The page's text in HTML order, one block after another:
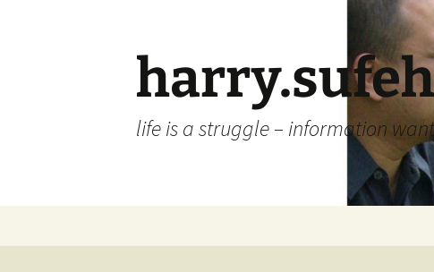
life is a struggle – information